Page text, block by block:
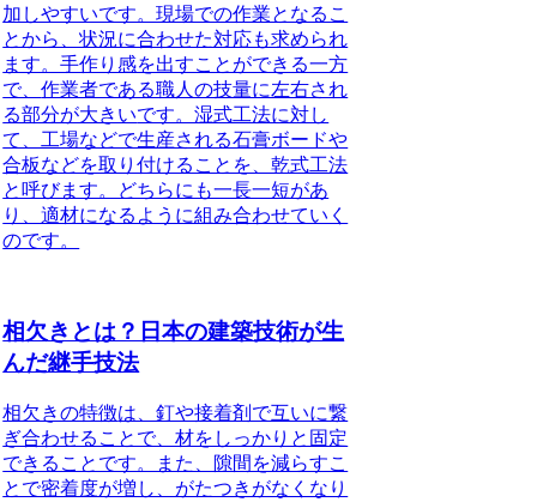
加しやすいです。現場での作業となるこ
とから、状況に合わせた対応も求められ
ます。手作り感を出すことができる一方
で、作業者である職人の技量に左右され
る部分が大きいです。湿式工法に対し
て、工場などで生産される石膏ボードや
合板などを取り付けることを、乾式工法
と呼びます。どちらにも一長一短があ
り、適材になるように組み合わせていく
のです。
相欠きとは？日本の建築技術が生
んだ継手技法
相欠きの特徴は、釘や接着剤で互いに繋
ぎ合わせることで、材をしっかりと固定
できることです。また、隙間を減らすこ
とで密着度が増し、がたつきがなくなり